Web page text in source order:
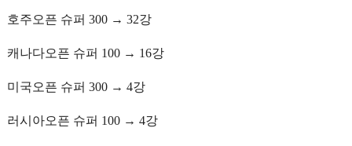
호주오픈 슈퍼 300 → 32강
캐나다오픈 슈퍼 100 → 16강
미국오픈 슈퍼 300 → 4강
러시아오픈 슈퍼 100 → 4강